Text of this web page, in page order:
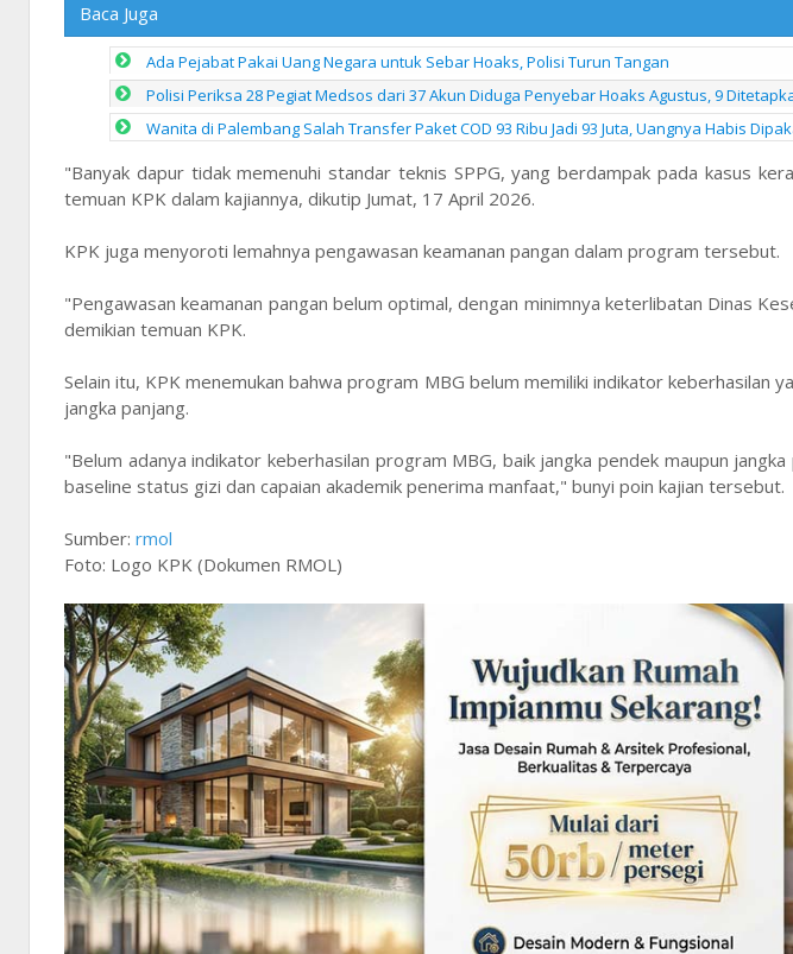
Baca Juga
Ada Pejabat Pakai Uang Negara untuk Sebar Hoaks, Polisi Turun Tangan
Polisi Periksa 28 Pegiat Medsos dari 37 Akun Diduga Penyebar Hoaks Agustus, 9
Wanita di Palembang Salah Transfer Paket COD 93 Ribu Jadi 93 Juta, Uangnya Habis
"Banyak dapur tidak memenuhi standar teknis SPPG, yang berdampak pada kasus
temuan KPK dalam kajiannya, dikutip Jumat, 17 April 2026.
KPK juga menyoroti lemahnya pengawasan keamanan pangan dalam program tersebut.
"Pengawasan keamanan pangan belum optimal, dengan minimnya keterlibatan Dinas
demikian temuan KPK.
Selain itu, KPK menemukan bahwa program MBG belum memiliki indikator keberhasilan
jangka panjang.
"Belum adanya indikator keberhasilan program MBG, baik jangka pendek maupun
baseline status gizi dan capaian akademik penerima manfaat," bunyi poin kajian tersebut.
Sumber: rmol
Foto: Logo KPK (Dokumen RMOL)